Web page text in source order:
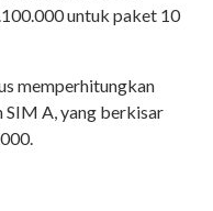
untuk paket 10
memperhitungkan
SIM A, yang berkisar